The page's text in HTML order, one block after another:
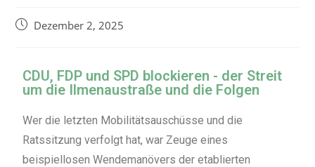
Dezember 2, 2025
CDU, FDP und SPD blockieren - der Streit
um die Ilmenaustraße und die Folgen
Wer die letzten Mobilitätsauschüsse und die
Ratssitzung verfolgt hat, war Zeuge eines
beispiellosen Wendemanövers der etablierten